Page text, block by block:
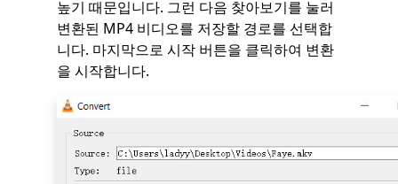
높기 때문입니다. 그런 다음 찾아보기를 눌러
변환된 MP4 비디오를 저장할 경로를 선택합
니다. 마지막으로 시작 버튼을 클릭하여 변환
을 시작합니다.